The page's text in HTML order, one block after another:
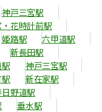
神戸三宮駅
花時計前駅
姫路駅
六甲道駅
新長田駅
神戸三宮駅
新在家駅
日野道駅
垂水駅